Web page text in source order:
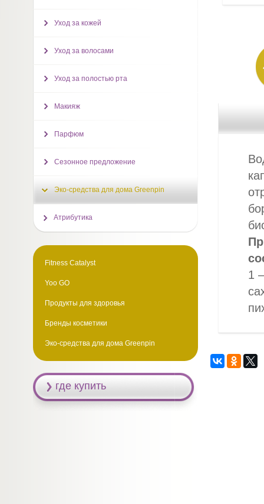
1
Уход за кожей
Уход за волосами
Уход за полостью рта
Макияж
Парфюм
Сезонное предложение
Эко-средства для дома Greenpin
Атрибутика
Fitness Catalyst
Yoo GO
Продукты для здоровья
Бренды косметики
Эко-средства для дома Greenpin
где купить